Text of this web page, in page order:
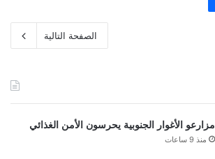
الصفحة التالية
مزارعو الأغوار الجنوبية يحرسون الأمن الغذائي
منذ 9 ساعات